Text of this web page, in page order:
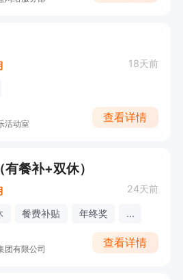
18天前
活动室
查看详情
餐补+双休）
24天前
餐费补贴 年终奖 ...
团有限公司
查看详情